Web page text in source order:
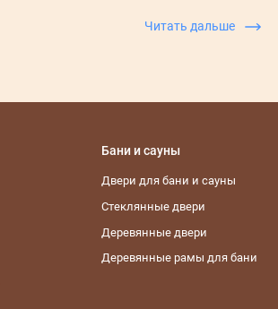
Читать дальше
Бани и сауны
Двери для бани и сауны
Стеклянные двери
Деревянные двери
Деревянные рамы для бани